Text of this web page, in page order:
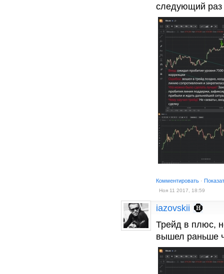
следующий раз
Комментировать ·
Ноя 11 2017, 18:59
iazovskii
Трейд в плюс,
вышел раньше